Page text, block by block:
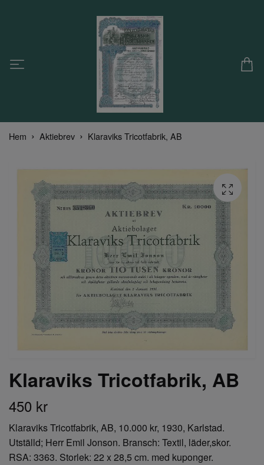
Hem Aktiebrev Klaraviks Tricotfabrik, AB
Klaraviks Tricotfabrik, AB
450 kr
Klaraviks Tricotfabrik, AB, 10.000 kr, 1930, Karlstad.
Utställd; Herr Emil Jonson. Bransch: Textil, läder,skor.
RSA: 3363. Storlek: 22 x 28,5 cm. med kuponger.